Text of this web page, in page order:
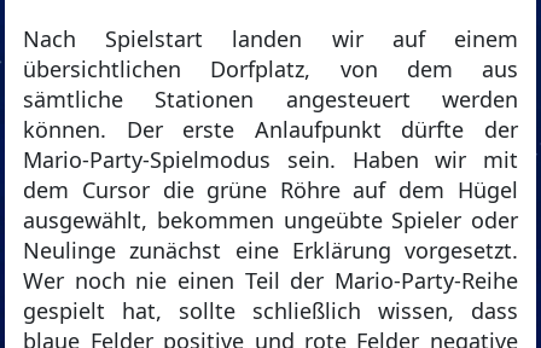
Nach Spielstart landen wir auf einem
übersichtlichen Dorfplatz, von dem aus
sämtliche Stationen angesteuert werden
können. Der erste Anlaufpunkt dürfte der
Mario-Party-Spielmodus sein. Haben wir mit
dem Cursor die grüne Röhre auf dem Hügel
ausgewählt, bekommen ungeübte Spieler oder
Neulinge zunächst eine Erklärung vorgesetzt.
Wer noch nie einen Teil der Mario-Party-Reihe
gespielt hat, sollte schließlich wissen, dass
blaue Felder positive und rote Felder negative